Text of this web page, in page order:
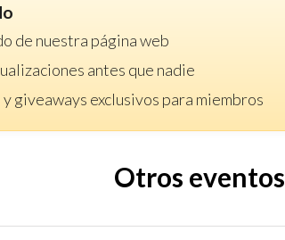
de nuestra página web
antes que nadie
giveaways exclusivos para miembros
Otros eventos